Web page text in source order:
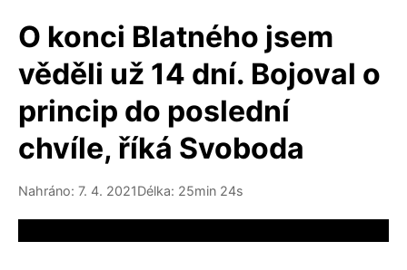
O konci Blatného jsem
věděli už 14 dní. Bojoval o
princip do poslední
chvíle, říká Svoboda
Nahráno: 7. 4. 2021Délka: 25min 24s